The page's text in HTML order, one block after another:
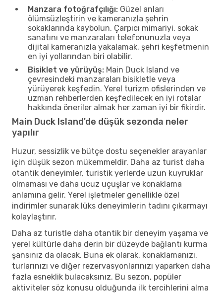
Manzara fotoğrafçılığı: Güzel anları
ölümsüzleştirin ve kameranızla şehrin
sokaklarında kaybolun. Çarpıcı mimariyi, sokak
sanatını ve manzaraları telefonunuzla veya
dijital kameranızla yakalamak, şehri keşfetmenin
en iyi yollarından biri olabilir.
Bisiklet ve yürüyüş: Main Duck Island ve
çevresindeki manzaraları bisikletle veya
yürüyerek keşfedin. Yerel turizm ofislerinden ve
uzman rehberlerden keşfedilecek en iyi rotalar
hakkında öneriler almak her zaman iyi bir fikirdir.
Main Duck Island'de düşük sezonda neler
yapılır
Huzur, sessizlik ve bütçe dostu seçenekler arayanlar
için düşük sezon mükemmeldir. Daha az turist daha
otantik deneyimler, turistik yerlerde uzun kuyruklar
olmaması ve daha ucuz uçuşlar ve konaklama
anlamına gelir. Yerel işletmeler genellikle özel
indirimler sunarak lüks deneyimlerin tadını çıkarmayı
kolaylaştırır.
Daha az turistle daha otantik bir deneyim yaşama ve
yerel kültürle daha derin bir düzeyde bağlantı kurma
şansınız da olacak. Buna ek olarak, konaklamanızı,
turlarınızı ve diğer rezervasyonlarınızı yaparken daha
fazla esneklik bulacaksınız. Bu sezon, popüler
aktiviteler söz konusu olduğunda ilk tercihlerini alma